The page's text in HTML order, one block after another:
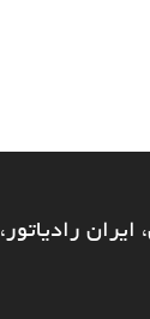
رادیاتور،